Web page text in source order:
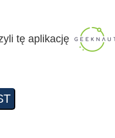
tę aplikację